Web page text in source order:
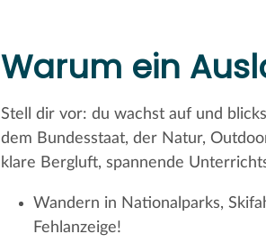
Warum ein
Stell dir vor: du wachst auf und
dem Bundesstaat, der Natur,
klare Bergluft, spannende
Wandern in Nationalparks,
Fehlanzeige!